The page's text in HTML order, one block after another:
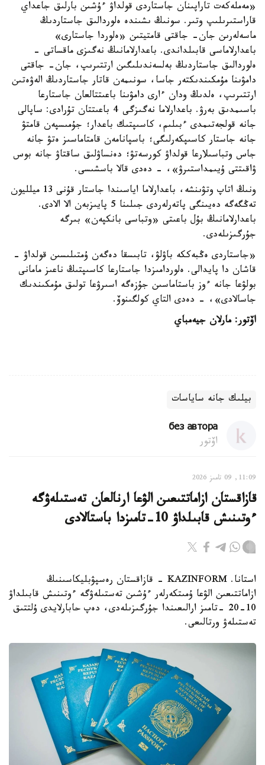
«مەملەكەت تاراپىنان جاستاردى قولداۋ ءۇشىن بارلىق جاعداي
قاراستىرىلىپ وتىر. سونىڭ ىشىندە ەلوردالىق جاستاردىڭ
ماسەلەرىن جان- جاقتى قامتيتىن «ەلوردا جاستارى»
باعدارلاماسى قابىلداندى. باعدارلامانىڭ نەگىزى ماقساتى -
ەلوردالىق جاستاردىڭ بەلسەندىلىگىن ارتتىرىپ، جان- جاقتى
دامۋىنا مۇمكىندىكتەر جاسا، سونىمەن قاتار جاستاردىڭ الەۋەتىن
ارتتىرىپ، ەلدىڭ ودان ءارى دامۋىنا باعىتتالعان جاستارعا
باسىمدىق بەرۋ. باعدارلاما نەگىزگى 4 باعىتتان تۇرادى: ساپالى
جانە قولجەتىمدى ءبىلىم، كاسىپتىك باعدار؛ جۇمىسپەن قامتۋ
جانە جاستار كاسىپكەرلىگى؛ باسپانامەن قامتاماسىز ەتۋ جانە
جاس وتباسىلارعا قولداۋ كورسەتۋ؛ دەنساۋلىق ساقتاۋ جانە بوس
ۋاقىتتى ۇيىمداستىرۋ»، - دەدى قالا باسشىسى.
ونىڭ اتاپ وتۋىنشە، باعدارلاما اياسىندا جاستار قۇنى 13 ميلليون
تەڭگەگە دەيىنگى پاتەرلەردى جىلىنا 5 پايىزبەن الا الادى.
باعدارلامانىڭ بۇل باعىتى «وتباسى بانكپەن» بىرگە
جۇرگىزىلەدى.
«جاستاردى ەڭبەككە باۋلۋ، تابىسقا دەگەن ۇمتىلىسىن قولداۋ -
قاشان دا پايدالى. ەلوردامىزدا جاستارعا كاسىپتىڭ ناعىز مامانى
بولۋعا جانە ءوز باستاماسىن جۇزەگە اسىرۋعا تولىق مۇمكىندىك
جاسالادى»، - دەدى التاي كولگىنوۆ.
اۆتور: مارلان جيەمباي
بيلىك جانە ساياسات
без автора
اۆتور
11:09, 09 تامىز 2026
قازاقستان ازاماتتىعىن الۋعا ارنالعان تەستىلەۋگە
ءوتىنىش قابىلداۋ 10-تامىزدا باستالادى
استانا. KAZINFORM - قازاقستان رەسپۋبليكاسىنىڭ
ازاماتتىعىن الۋعا ۇمىتكەرلەر ءۇشىن تەستىلەۋگە ءوتىنىش قابىلداۋ
10-20 -تامىز ارالىعىندا جۇرگىزىلەدى، دەپ حابارلايدى ۇلتتىق
تەستىلەۋ ورتالىعى.